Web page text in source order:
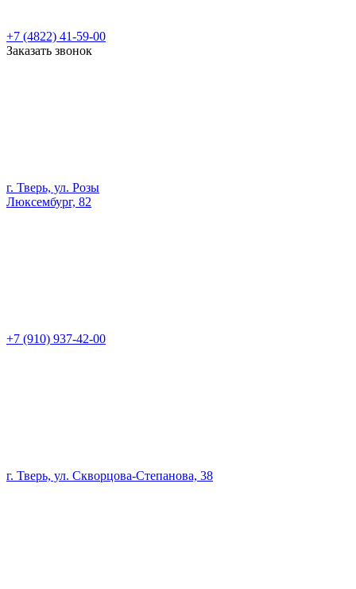
+7 (4822) 41-59-00
Заказать звонок
г. Тверь, ул. Розы
Люксембург, 82
+7 (910) 937-42-00
г. Тверь, ул. Скворцова-Степанова, 38